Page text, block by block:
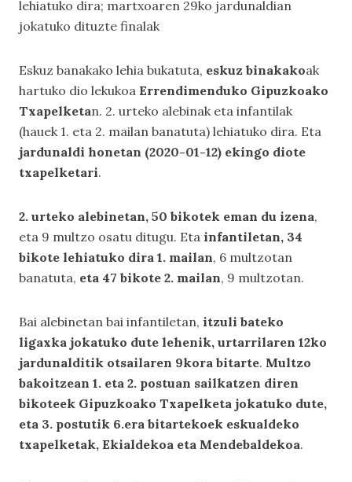
lehiatuko dira; martxoaren 29ko jardunaldian
jokatuko dituzte finalak
Eskuz banakako lehia bukatuta, eskuz binakakoak
hartuko dio lekukoa Errendimenduko Gipuzkoako
Txapelketan. 2. urteko alebinak eta infantilak
(hauek 1. eta 2. mailan banatuta) lehiatuko dira. Eta
jardunaldi honetan (2020-01-12) ekingo diote
txapelketari.
2. urteko alebinetan, 50 bikotek eman du izena,
eta 9 multzo osatu ditugu. Eta infantiletan, 34
bikote lehiatuko dira 1. mailan, 6 multzotan
banatuta, eta 47 bikote 2. mailan, 9 multzotan.
Bai alebinetan bai infantiletan, itzuli bateko
ligaxka jokatuko dute lehenik, urtarrilaren 12ko
jardunalditik otsailaren 9kora bitarte. Multzo
bakoitzean 1. eta 2. postuan sailkatzen diren
bikoteek Gipuzkoako Txapelketa jokatuko dute,
eta 3. postutik 6.era bitartekoek eskualdeko
txapelketak, Ekialdekoa eta Mendebaldekoa.